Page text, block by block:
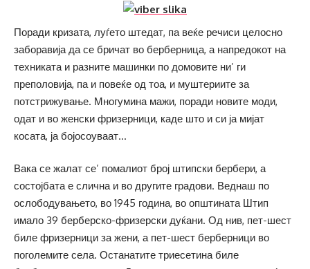
Поради кризата, луѓето штедат, па веќе речиси целосно
заборавија да се бричат во берберница, а напредокот на
техниката и разните машинки по домовите ни’ ги
преполовија, па и повеќе од тоа, и муштериите за
потстрижување. Многумина мажи, поради новите моди,
одат и во женски фризерници, каде што и си ја мијат
косата, ја бојосоуваат…
Вака се жалат се’ помалиот број штипски бербери, а
состојбата е слична и во другите градови. Веднаш по
ослободувањето, во 1945 година, во општината Штип
имало 39 берберско-фризерски дуќани. Од нив, пет-шест
биле фризерници за жени, а пет-шест берберници во
поголемите села. Останатите триесетина биле